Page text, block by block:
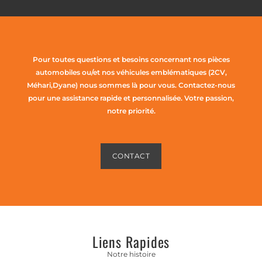
Pour toutes questions et besoins concernant nos pièces
automobiles ou/et nos véhicules emblématiques (2CV,
Méhari,Dyane) nous sommes là pour vous. Contactez-nous
pour une assistance rapide et personnalisée. Votre passion,
notre priorité.
CONTACT
Liens Rapides
Notre histoire